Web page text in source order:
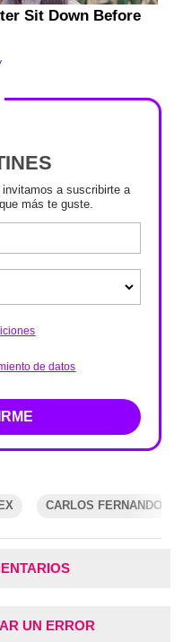
a suscribirte a
más te guste.
de datos
CARLOS FERNANDO
UN ERROR